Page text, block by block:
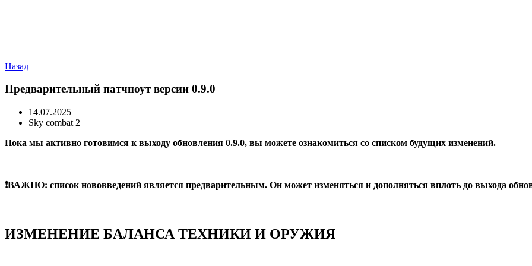
Назад
Предварительный патчноут версии 0.9.0
14.07.2025
Sky combat 2
Пока мы активно готовимся к выходу обновления 0.9.0, вы можете ознакомиться со списком будущих изменений.
❗ВАЖНО: список нововведений является предварительным. Он может изменяться и дополняться вплоть до выхода
ИЗМЕНЕНИЕ БАЛАНСА ТЕХНИКИ И ОРУЖИЯ